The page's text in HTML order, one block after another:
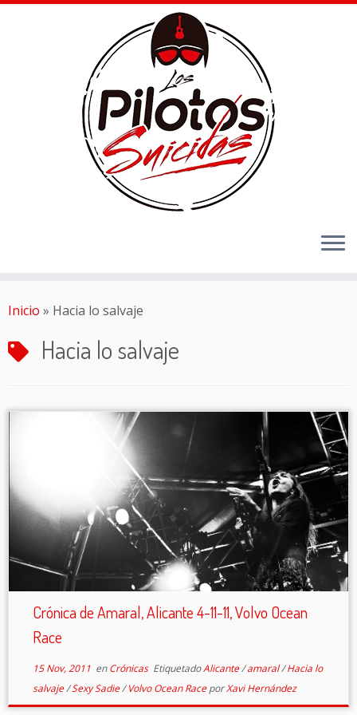
Inicio » Hacia lo salvaje
Hacia lo salvaje
Crónica de Amaral, Alicante 4-11-11, Volvo Ocean
Race
15 Nov, 2011enCrónicas EtiquetadoAlicante/amaral/Hacia lo
salvaje/Sexy Sadie/Volvo Ocean RaceporXavi Hernández